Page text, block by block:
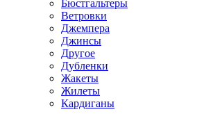
Бюстгальтеры
Ветровки
Джемпера
Джинсы
Другое
Дубленки
Жакеты
Жилеты
Кардиганы